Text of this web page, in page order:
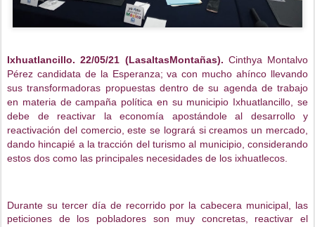
Ixhuatlancillo. 22/05/21 (LasaltasMontañas). Cinthya Montalvo
Pérez candidata de la Esperanza; va con mucho ahínco llevando
sus transformadoras propuestas dentro de su agenda de trabajo
en materia de campaña política en su municipio Ixhuatlancillo, se
debe de reactivar la economía apostándole al desarrollo y
reactivación del comercio, este se logrará si creamos un mercado,
dando hincapié a la tracción del turismo al municipio, considerando
estos dos como las principales necesidades de los ixhuatlecos.
Durante su tercer día de recorrido por la cabecera municipal, las
peticiones de los pobladores son muy concretas, reactivar el